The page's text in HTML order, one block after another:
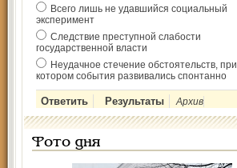
Всего лишь не удавшийся социальный
эксперимент
Следствие преступной слабости
государственной власти
Неудачное стечение обстоятельств, при
котором события развивались спонтанно
Архив
Фото дня